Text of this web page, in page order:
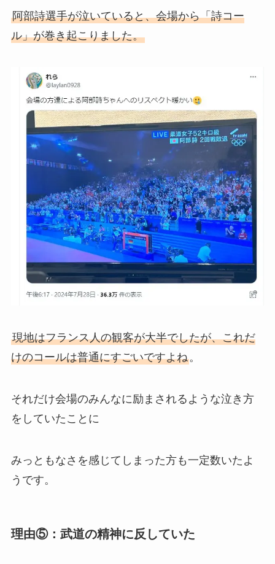
阿部詩選手が泣いていると、会場から「詩コー
ル」が巻き起こりました。
現地はフランス人の観客が大半でしたが、これだ
けのコールは普通にすごいですよね。
それだけ会場のみんなに励まされるような泣き方
をしていたことに
みっともなさを感じてしまった方も一定数いたよ
うです。
理由⑤：武道の精神に反していた